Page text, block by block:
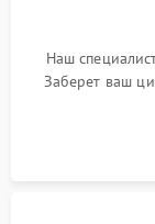
Наш
Заберет ваш